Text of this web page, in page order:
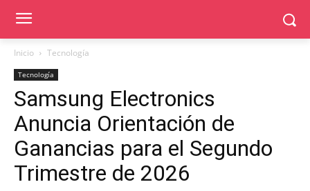
Inicio Tecnología
Tecnología
Samsung Electronics
Anuncia Orientación de
Ganancias para el Segundo
Trimestre de 2026